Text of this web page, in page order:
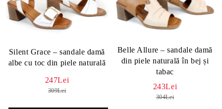
Silent Grace – sandale damă
albe cu toc din piele naturală
247Lei
309Lei
Belle Allure – sandale damă
din piele naturală în bej și
tabac
243Lei
304Lei